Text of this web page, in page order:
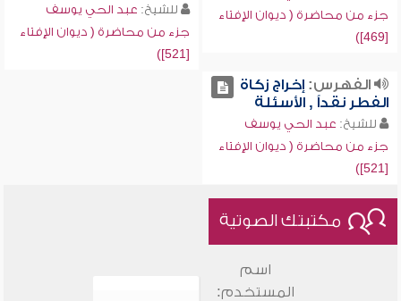
جزء من محاضرة ( ديوان الإفتاء
[469])
للشيخ: عبد الحي يوسف
جزء من محاضرة ( ديوان الإفتاء
[521])
الفهرس:إخراج زكاة
الفطر نقداً , الأسئلة
للشيخ: عبد الحي يوسف
جزء من محاضرة ( ديوان الإفتاء
[521])
مكتبتك الصوتية
اسم
المستخدم: